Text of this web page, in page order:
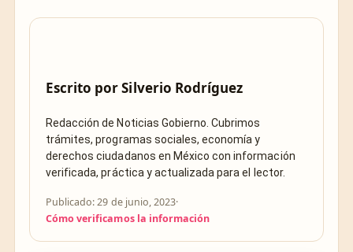
Escrito porSilverio Rodríguez
Redacción de Noticias Gobierno. Cubrimos
trámites, programas sociales, economía y
derechos ciudadanos en México con información
verificada, práctica y actualizada para el lector.
Publicado: 29 de junio, 2023·
Cómo verificamos la información